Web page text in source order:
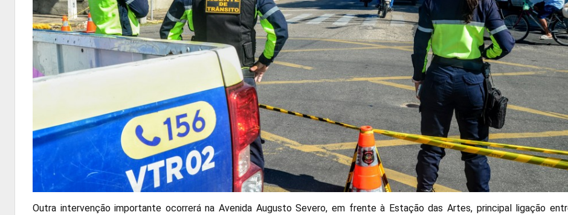
Outra intervenção importante ocorrerá na Avenida Augusto Severo, em frente à Estação das Artes, principal ligação